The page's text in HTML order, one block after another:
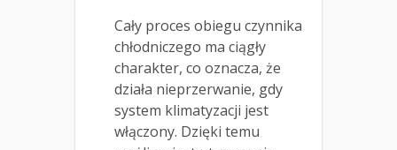
Cały proces obiegu czynnika
chłodniczego ma ciągły
charakter, co oznacza, że
działa nieprzerwanie, gdy
system klimatyzacji jest
włączony. Dzięki temu